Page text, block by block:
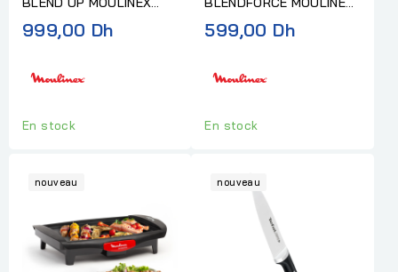
1000W 8PROG
999,00 Dh
En stock
1,75L 2 VITESSES 800W
BOL VERRE 4 LAMES...
599,00 Dh
En stock
nouveau nouveau